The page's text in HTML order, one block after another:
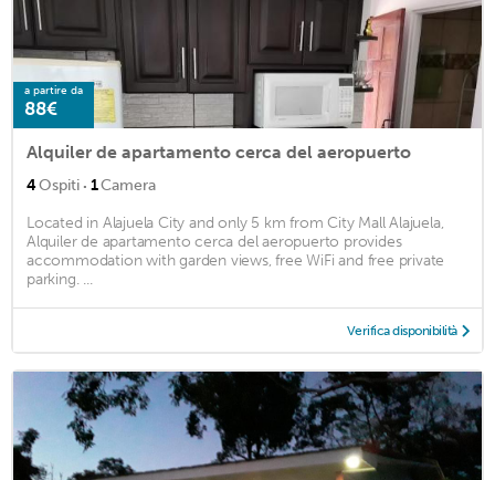
a partire da
88€
Alquiler de apartamento cerca del aeropuerto
4Ospiti · 1Camera
Located in Alajuela City and only 5 km from City Mall Alajuela,
Alquiler de apartamento cerca del aeropuerto provides
accommodation with garden views, free WiFi and free private
parking. ...
Verifica disponibilità